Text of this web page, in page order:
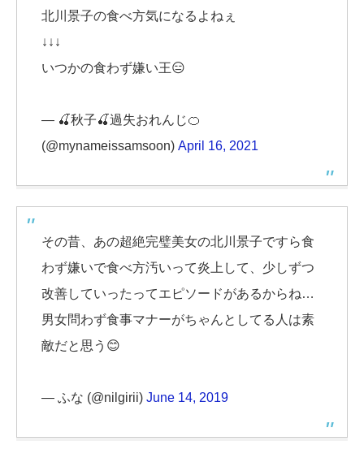
北川景子の食べ方気になるよねぇ
↓↓↓
いつかの食わず嫌い王😑
— 🍒秋子🍒過失おれんじ🍊
(@mynameissamsoon) April 16, 2021
その昔、あの超絶完璧美女の北川景子ですら食
わず嫌いで食べ方汚いって炎上して、少しずつ
改善していったってエピソードがあるからね…
男女問わず食事マナーがちゃんとしてる人は素
敵だと思う😊
— ふな (@nilgirii) June 14, 2019